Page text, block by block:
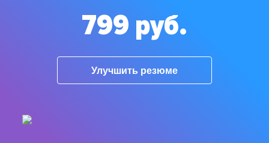
799 руб.
Улучшить резюме